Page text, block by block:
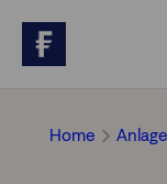
Beratungs-Tools
Home